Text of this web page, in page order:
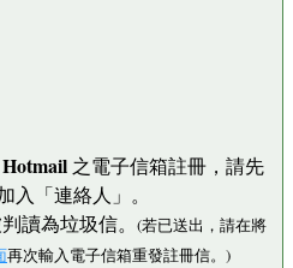
Hotmail 之電子信箱註冊，請先
入「連絡人」。
讀為垃圾信。 (若已送出，請在將
再次輸入電子信箱重發註冊信。)